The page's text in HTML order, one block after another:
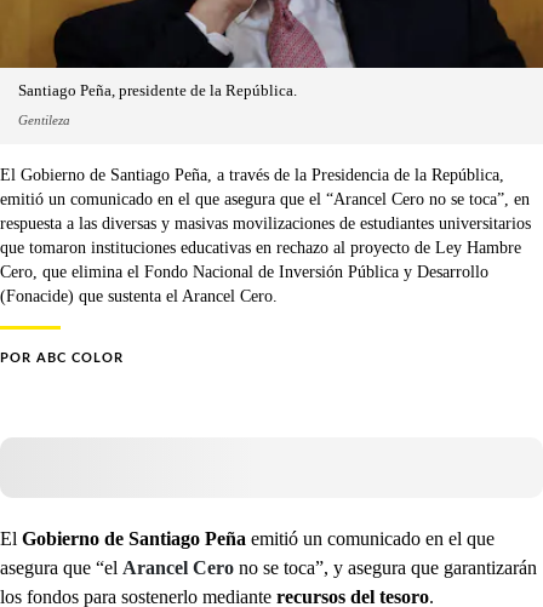
Santiago Peña, presidente de la República.
Gentileza
El Gobierno de Santiago Peña, a través de la Presidencia de la República,
emitió un comunicado en el que asegura que el “Arancel Cero no se toca”, en
respuesta a las diversas y masivas movilizaciones de estudiantes universitarios
que tomaron instituciones educativas en rechazo al proyecto de Ley Hambre
Cero, que elimina el Fondo Nacional de Inversión Pública y Desarrollo
(Fonacide) que sustenta el Arancel Cero.
POR ABC COLOR
El Gobierno de Santiago Peña emitió un comunicado en el que
asegura que “el Arancel Cero no se toca”, y asegura que garantizarán
los fondos para sostenerlo mediante recursos del tesoro.